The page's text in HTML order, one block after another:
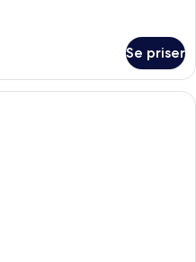
Se priser
Sengetøy av topp kvalitet, minibar,